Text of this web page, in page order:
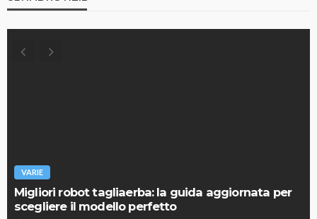
VARIE
Migliori robot tagliaerba: la guida aggiornata per
scegliere il modello perfetto